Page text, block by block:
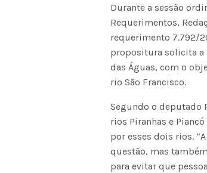
Durante a sessão
Requerimentos,
requerimento 7.792/
propositura solicita a
das Águas, com o
rio São Francisco.
Segundo o deputado
rios Piranhas e
por esses dois rios.
questão, mas
para evitar que